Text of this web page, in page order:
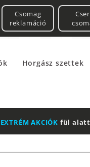
Csomag
reklamáció
Horgász szettek
EXTRÉM AKCIÓK fül